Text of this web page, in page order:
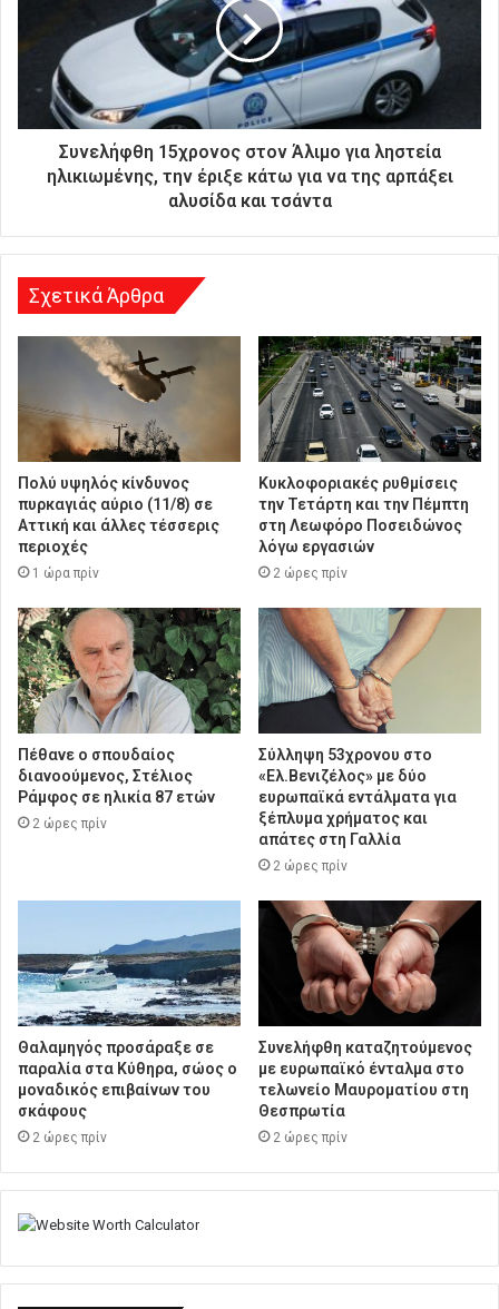
σ
Συνελήφθη 15χρονος στον Άλιμο για ληστεία
ηλικιωμένης, την έριξε κάτω για να της αρπάξει
αλυσίδα και τσάντα
Σχετικά Άρθρα
Πολύ υψηλός κίνδυνος
πυρκαγιάς αύριο (11/8) σε
Αττική και άλλες τέσσερις
περιοχές
1 ώρα πρίν
Κυκλοφοριακές ρυθμίσεις
την Τετάρτη και την Πέμπτη
στη Λεωφόρο Ποσειδώνος
λόγω εργασιών
2 ώρες πρίν
Πέθανε ο σπουδαίος
διανοούμενος, Στέλιος
Ράμφος σε ηλικία 87 ετών
2 ώρες πρίν
Σύλληψη 53χρονου στο
«Ελ.Βενιζέλος» με δύο
ευρωπαϊκά εντάλματα για
ξέπλυμα χρήματος και
απάτες στη Γαλλία
2 ώρες πρίν
Θαλαμηγός προσάραξε σε
παραλία στα Κύθηρα, σώος ο
μοναδικός επιβαίνων του
σκάφους
2 ώρες πρίν
Συνελήφθη καταζητούμενος
με ευρωπαϊκό ένταλμα στο
τελωνείο Μαυροματίου στη
Θεσπρωτία
2 ώρες πρίν